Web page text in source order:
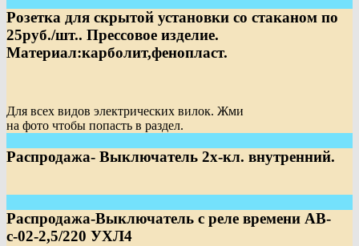
Розетка для скрытой установки со стаканом по
25руб./шт.. Прессовое изделие.
Материал:карболит,фенопласт.
Для всех видов электрических вилок. Жми
на фото чтобы попасть в раздел.
Распродажа- Выключатель 2х-кл. внутренний.
Распродажа-Выключатель с реле времени АВ-
с-02-2,5/220 УХЛ4